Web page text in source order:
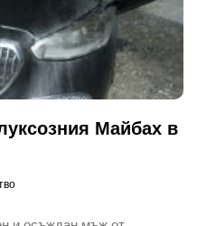
Майбах в